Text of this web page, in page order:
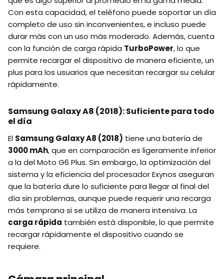
Con esta capacidad, el teléfono puede soportar un día
completo de uso sin inconvenientes, e incluso puede
durar más con un uso más moderado. Además, cuenta
con la función de carga rápida TurboPower, lo que
permite recargar el dispositivo de manera eficiente, un
plus para los usuarios que necesitan recargar su celular
rápidamente.
Samsung Galaxy A8 (2018): Suficiente para todo
el día
El Samsung Galaxy A8 (2018) tiene una batería de
3000 mAh, que en comparación es ligeramente inferior
a la del Moto G6 Plus. Sin embargo, la optimización del
sistema y la eficiencia del procesador Exynos aseguran
que la batería dure lo suficiente para llegar al final del
día sin problemas, aunque puede requerir una recarga
más temprana si se utiliza de manera intensiva. La
carga rápida también está disponible, lo que permite
recargar rápidamente el dispositivo cuando se
requiere.